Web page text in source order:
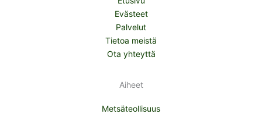
Evästeet
Palvelut
Tietoa meistä
Ota yhteyttä
Aiheet
Metsäteollisuus